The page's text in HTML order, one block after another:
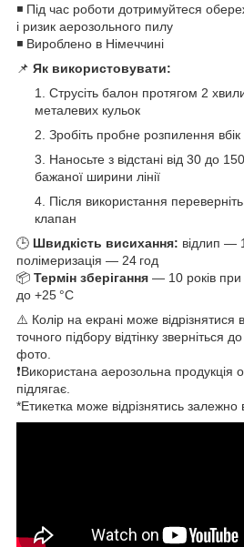
◾ Під час роботи дотримуйтеся
і ризик аерозольного пилу
◾ Вироблено в Німеччині
📌 Як використовувати:
Струсіть балон протягом 2
металевих кульок
Зробіть пробне розпилення вбік
Наносьте з відстані від 30 до
бажаної ширини лінії
Після використання
клапан
🕒 Швидкість висихання: відлип —
полімеризація — 24 год
📦 Термін зберігання — 10 років при
до +25 °C
⚠️ Колір на екрані може відрізнятися
точного підбору відтінку
фото.
❗Використана аерозольна
підлягає.
*Етикетка може відрізнятись залежно